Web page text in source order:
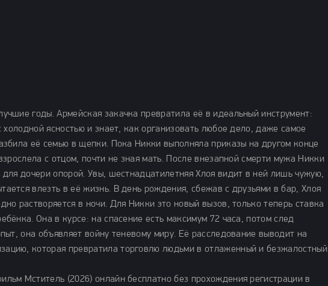
годы. Армейская закачка превратила её в идеальный инструмент:
холодной ясностью и знает, как организовать любое дело, даже самое
её семью в щепки. Пока Никки выполняла приказы на другом конце
с отцом, почти не зная мать. После внезапной смерти мужа Никки
дочери опорой. Увы, шестнадцатилетняя Хлоя видит в ней лишь чужую,
влезть в её жизнь. В день рождения, сбежав с друзьями в бар, Хлоя
растворяется в ночи. Для Никки это новый вызов, только теперь ставка
Она в курсе: на спасение есть максимум 72 часа, потом след
она объявляет войну теневому миру. Её расследование выводит на
которая превратила торговлю людьми в отлаженный и безжалостный
Мститель (2026) онлайн бесплатно без прохождения регистрации в